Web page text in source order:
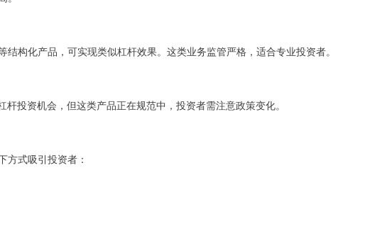
构化产品，可实现类似杠杆效果。这类业务监管严格，适合专业投资者。
投资机会，但这类产品正在规范中，投资者需注意政策变化。
方式吸引投资者：